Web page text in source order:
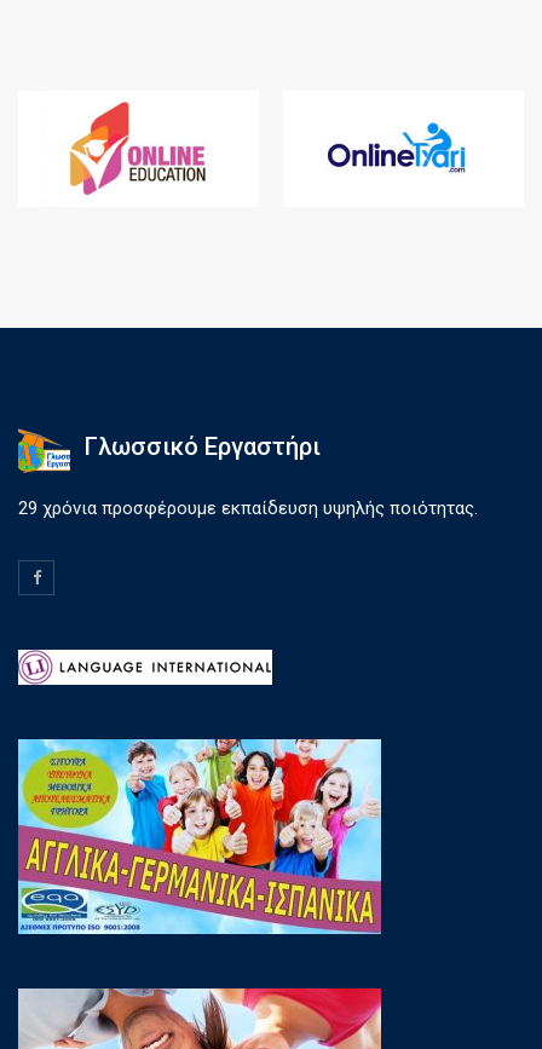
Γλωσσικό Εργαστήρι
29 χρόνια προσφέρουμε εκπαίδευση υψηλής ποιότητας.